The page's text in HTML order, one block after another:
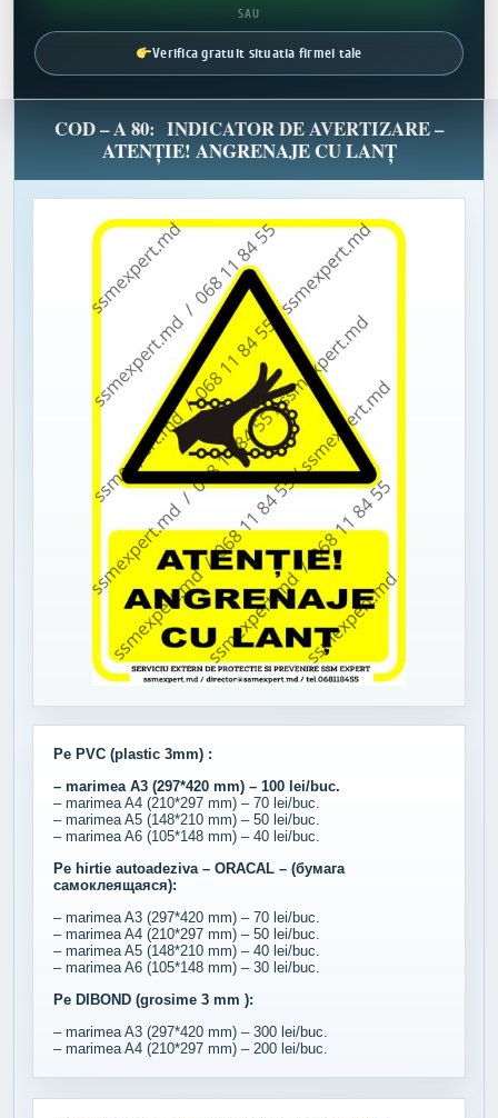
SAU
Verifica gratuit situatia firmei tale
COD – A 80: INDICATOR DE AVERTIZARE –
ATENȚIE! ANGRENAJE CU LANȚ
Pe PVC (plastic 3mm) :
– marimea A3 (297*420 mm) – 100 lei/buc.
– marimea A4 (210*297 mm) – 70 lei/buc.
– marimea A5 (148*210 mm) – 50 lei/buc.
– marimea A6 (105*148 mm) – 40 lei/buc.
Pe hirtie autoadeziva – ORACAL – (бумага
самоклеящаяся):
– marimea A3 (297*420 mm) – 70 lei/buc.
– marimea A4 (210*297 mm) – 50 lei/buc.
– marimea A5 (148*210 mm) – 40 lei/buc.
– marimea A6 (105*148 mm) – 30 lei/buc.
Pe DIBOND (grosime 3 mm ):
– marimea A3 (297*420 mm) – 300 lei/buc.
– marimea A4 (210*297 mm) – 200 lei/buc.